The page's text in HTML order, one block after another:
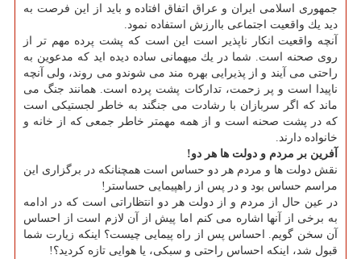
جمهوری اسلامی ایران و عراق اتفاق افتاده و باید از این فرصت به
دید یك واقعیت اجتماعی باارزش استفاده نمود.
آنچه واقعیت انكار ناپذیر است این است كه پشت پرده مهم تر از
روی صحنه است. شما در یك میهمانی ساده دیده اید كه مدعوین به
راحتی می آیند و از پذیرایی بهره مند می شوندو می روند، ولی آنچه
ناپیدا است و پر زحمت، تداركات پشت پرده است. همانند جنگ می
ماند كه اگر سربازان با رشادت می جنگند به خاطر لجستیكی است
كه در پشت صحنه است و از همه مهمتر خاطر جمعی كه از خانه و
خانواده دارند.
آفرین بر مردم و دولت ها هر دو!
نقش دولت ها و مردم هر دو حساس است همچنانكه در برگزاری این
مراسم حساس بود و در پس از راهپیمایی حساس­تر!
در عین­ حال از مردم و از دولت هر دو انتظاراتی است كه در ادامه
به برخی از آنها اشاره می كنم اما پیش از آن لازم است از احساس
آن سخن گویم. احساس پس از راه پیمایی چیست؟ اینكه زیارت شما
قبول شد، اینكه احساس راحتی و سبكی، یا هوایی تازه كردید؟!